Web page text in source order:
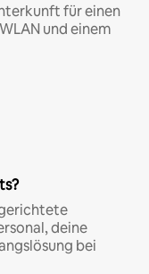
für einen
und einem
deine
bei